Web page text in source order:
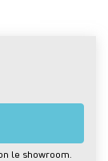
le showroom.